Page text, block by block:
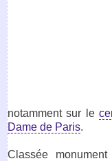
notamment sur le
Dame de Paris.
Classée